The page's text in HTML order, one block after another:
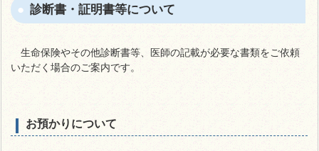
診断書・証明書等について
生命保険やその他診断書等、医師の記載が必要な書類をご依頼
いただく場合のご案内です。
お預かりについて